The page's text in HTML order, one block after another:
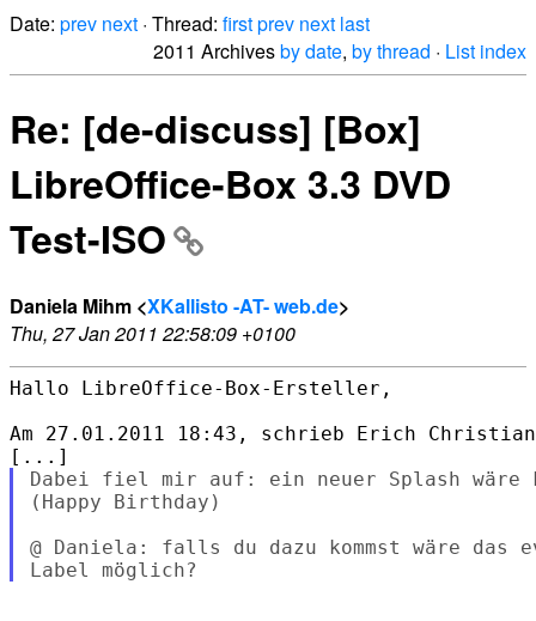
Date: prev next · Thread: firstprev next last
2011 Archivesby date, by thread · List index
Re: [de-discuss] [Box]
LibreOffice-Box 3.3 DVD
Test-ISO
Daniela Mihm <XKallisto -AT- web.de>
Thu, 27 Jan 2011 22:58:09 +0100
Hallo LibreOffice-Box-Ersteller,
Am 27.01.2011 18:43, schrieb Erich
Dabei fiel mir auf: ein neuer Splash
(Happy Birthday)
@ Daniela: falls du dazu kommst wäre das